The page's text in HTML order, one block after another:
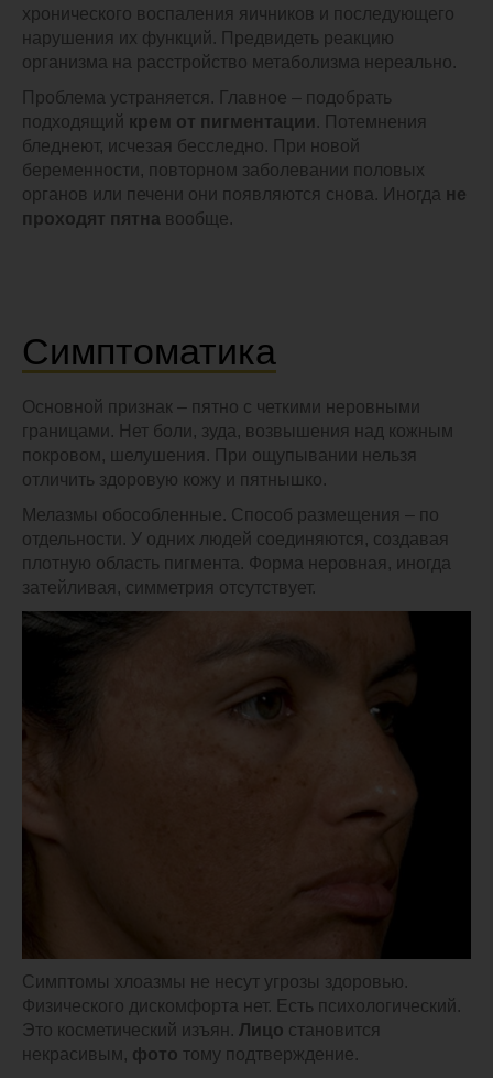
хронического воспаления яичников и последующего
нарушения их функций. Предвидеть реакцию
организма на расстройство метаболизма нереально.
Проблема устраняется. Главное – подобрать
подходящий крем от пигментации . Потемнения
бледнеют, исчезая бесследно. При новой
беременности, повторном заболевании половых
органов или печени они появляются снова. Иногда не
проходят пятна вообще.
Симптоматика
Основной признак – пятно с четкими неровными
границами. Нет боли, зуда, возвышения над кожным
покровом, шелушения. При ощупывании нельзя
отличить здоровую кожу и пятнышко.
Мелазмы обособленные. Способ размещения – по
отдельности. У одних людей соединяются, создавая
плотную область пигмента. Форма неровная, иногда
затейливая, симметрия отсутствует.
Симптомы хлоазмы не несут угрозы здоровью.
Физического дискомфорта нет. Есть психологический.
Это косметический изъян. Лицо становится
некрасивым, фото тому подтверждение.